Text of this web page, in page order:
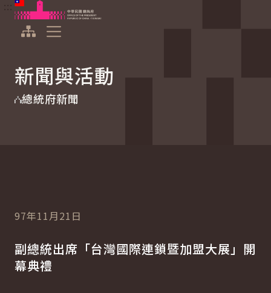
跳到主要內容
中華民國總統府
新聞與活動
總統府新聞
97年11月21日
副總統出席「台灣國際連鎖暨加盟大展」開
幕典禮